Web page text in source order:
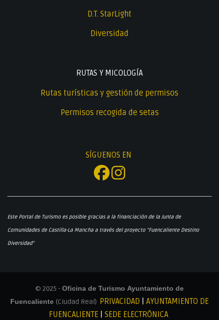
D.T. StarLight
Diversidad
RUTAS Y MICOLOGÍA
Rutas turísticas y gestión de permisos
Permisos recogida de setas
SÍGUENOS EN
Este Portal de Turismo es posible gracias a la financiación de la Junta de
Comunidades de Castilla-La Mancha a través del proyecto "Fuencaliente Destino
Diversidad"
© 2025 - Oficina de Turismo Ayuntamiento de
Fuencaliente (Ciudad Real) PRIVACIDAD
AYUNTAMIENTO DE
FUENCALIENTE
SEDE ELECTRÓNICA